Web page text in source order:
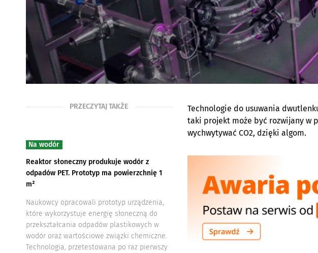
PRZECZYTAJ TAKŻE
Na wodór
Reaktor słoneczny produkuje wodór z
odpadów PET. Prototyp ma powierzchnię 1
m²
Naukowcy opracowali prototyp urządzenia,
które wykorzystuje energię słoneczną do
przekształcania odpadów plastikowych w
wodór oraz wartościowe związki chemiczne.
Technologia, przetestowana po raz pierwszy
Technologie do usuwania
taki projekt może być rozwijany w
wychwytywać CO2, dzięki algom.